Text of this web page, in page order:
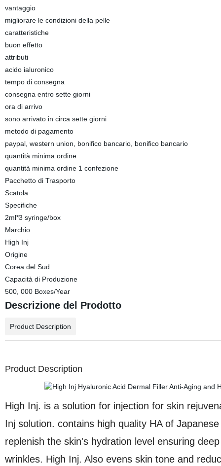
vantaggio
migliorare le condizioni della pelle
caratteristiche
buon effetto
attributi
acido ialuronico
tempo di consegna
consegna entro sette giorni
ora di arrivo
sono arrivato in circa sette giorni
metodo di pagamento
paypal, western union, bonifico bancario, bonifico bancario
quantità minima ordine
quantità minima ordine 1 confezione
Pacchetto di Trasporto
Scatola
Specifiche
2ml*3 syringe/box
Marchio
High Inj
Origine
Corea del Sud
Capacità di Produzione
500, 000 Boxes/Year
Descrizione del Prodotto
Product Description
Product Description
High Inj. is a solution for injection for skin
Inj solution. contains high quality HA of
replenish the skin's hydration level ensuring
wrinkles. High Inj. Also evens skin tone and